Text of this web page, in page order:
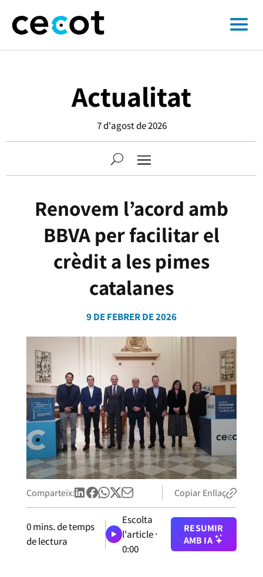
Actualitat
7 d'agost de 2026
Renovem l’acord amb
BBVA per facilitar el
crèdit a les pimes
catalanes
9 DE FEBRER DE 2026
Comparteix: Copiar Enllaç
0mins. de temps
de lectura
Escolta
l'article ·
0:00
RESUMIR
AMB IA